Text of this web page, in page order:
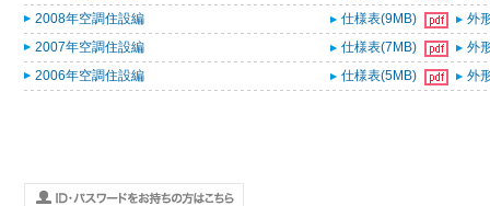
2008年空調住設編
仕様表(9MB)
外
2007年空調住設編
仕様表(7MB)
外
2006年空調住設編
仕様表(5MB) 外